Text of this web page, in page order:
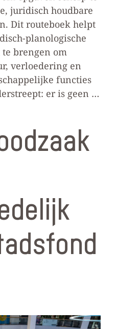
juridisch houdbare
Dit routeboek helpt
planologische
brengen om
verloedering en
functies
er is geen …